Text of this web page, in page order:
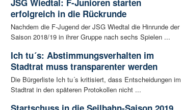
JSG Wiedtal: F-Junioren starten
erfolgreich in die Rückrunde
Nachdem die F-Jugend der JSG Wiedtal die Hinrunde der
Saison 2018/19 in ihrer Gruppe nach sechs Spielen ...
Ich tu´s: Abstimmungsverhalten im
Stadtrat muss transparenter werden
Die Bürgerliste Ich tu´s kritisiert, dass Entscheidungen im
Stadtrat in den späteren Protokollen nicht ...